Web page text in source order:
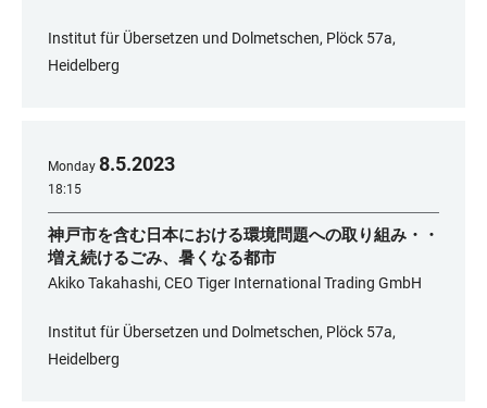
Institut für Übersetzen und Dolmetschen, Plöck 57a,
Heidelberg
Monday 8.5.2023
18:15
神戸市を含む日本における環境問題への取り組み・・
増え続けるごみ、暑くなる都市
Akiko Takahashi, CEO Tiger International Trading GmbH
Institut für Übersetzen und Dolmetschen, Plöck 57a,
Heidelberg